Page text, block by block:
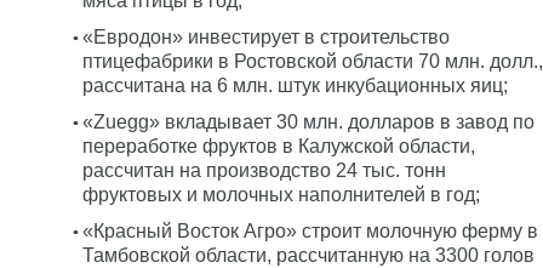
«Евродон» инвестирует в строительство
птицефабрики в Ростовской области 70 млн. долл.,
рассчитана на 6 млн. штук инкубационных яиц;
«Zuegg» вкладывает 30 млн. долларов в завод по
переработке фруктов в Калужской области,
рассчитан на производство 24 тыс. тонн
фруктовых и молочных наполнителей в год;
«Красный Восток Агро» строит молочную ферму в
Тамбовской области, рассчитанную на 3300 голов